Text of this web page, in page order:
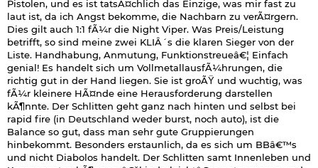
Pistolen, und es ist tatsÃ¤chlich das Einzige, was mir fast zu
laut ist, da ich Angst bekomme, die Nachbarn zu verÃ¤rgern.
Dies gilt auch 1:1 fÃ¼r die Night Viper. Was Preis/Leistung
betrifft, so sind meine zwei KLIÂ´s die klaren Sieger von der
Liste. Handhabung, Anmutung, Funktionstreueâ€¦ Einfach
genial! Es handelt sich um VollmetallausfÃ¼hrungen, die
richtig gut in der Hand liegen. Sie ist groÃŸ und wuchtig, was
fÃ¼r kleinere HÃ¤nde eine Herausforderung darstellen
kÃ¶nnte. Der Schlitten geht ganz nach hinten und selbst bei
rapid fire (in Deutschland weder burst, noch auto), ist die
Balance so gut, dass man sehr gute Gruppierungen
hinbekommt. Besonders erstaunlich, da es sich um BBâ€™s
und nicht Diabolos handelt. Der Schlitten samt Innenleben und